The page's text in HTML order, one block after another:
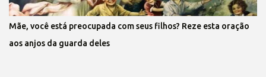
Mãe, você está preocupada com seus filhos? Reze esta oração
aos anjos da guarda deles